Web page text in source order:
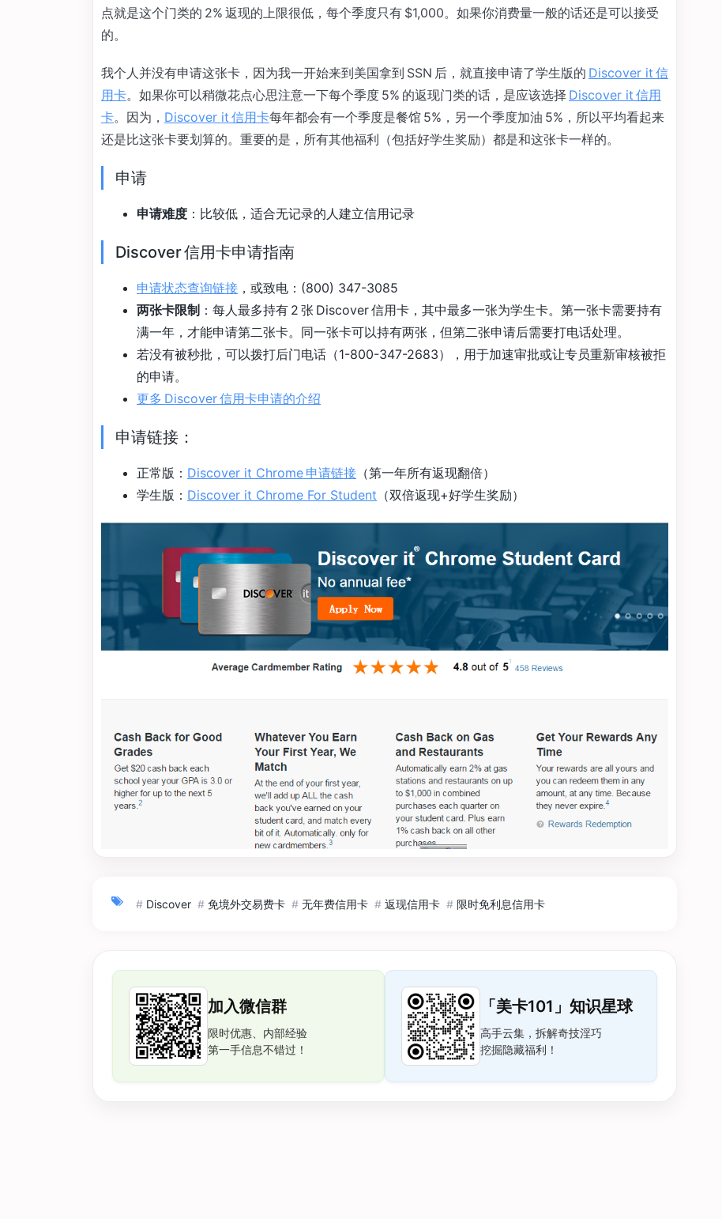
点就是这个门类的 2% 返现的上限很低，每个季度只有 $1,000。如果你消费量一般的话还是可以接受
的。
我个人并没有申请这张卡，因为我一开始来到美国拿到 SSN 后，就直接申请了学生版的 Discover it 信
用卡。如果你可以稍微花点心思注意一下每个季度 5% 的返现门类的话，是应该选择 Discover it 信用
卡。因为， Discover it 信用卡每年都会有一个季度是餐馆 5%，另一个季度加油 5%，所以平均看起来
还是比这张卡要划算的。重要的是，所有其他福利（包括好学生奖励）都是和这张卡一样的。
申请
申请难度 ：比较低，适合无记录的人建立信用记录
Discover 信用卡申请指南
申请状态查询链接 ，或致电：(800) 347-3085
两张卡限制 ：每人最多持有 2 张 Discover 信用卡，其中最多一张为学生卡。第一张卡需要持有
满一年，才能申请第二张卡。同一张卡可以持有两张，但第二张申请后需要打电话处理。
若没有被秒批，可以拨打后门电话（1-800-347-2683），用于加速审批或让专员重新审核被拒
的申请。
更多 Discover 信用卡申请的介绍
申请链接：
正常版： Discover it Chrome 申请链接 （第一年所有返现翻倍）
学生版： Discover it Chrome For Student （双倍返现+好学生奖励）
# Discover # 免境外交易费卡 # 无年费信用卡 # 返现信用卡 # 限时免利息信用卡
加入微信群
限时优惠、内部经验
第一手信息不错过！
「美卡101」知识星球
高手云集，拆解奇技淫巧
挖掘隐藏福利！